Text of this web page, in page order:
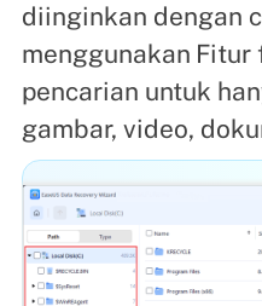
diinginkan dengan
menggunakan Fitur
pencarian untuk
gambar, video,